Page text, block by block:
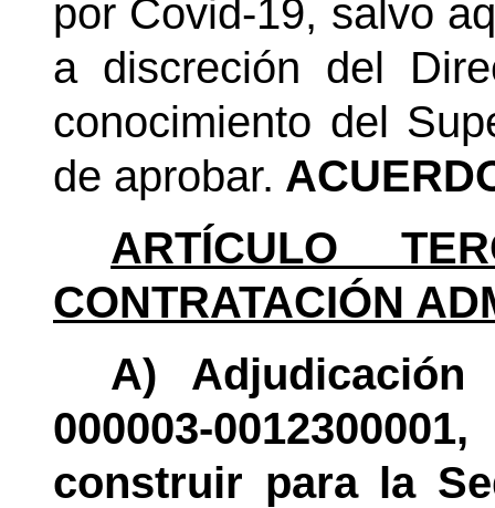
por Covid-19, salvo
a discreción del
conocimiento del
de aprobar.
ARTÍCULO
CONTRATACIÓN
A)
000003-
construir para la